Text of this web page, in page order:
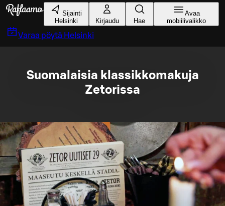
Siirry pääsisältöön
Sijainti
Helsinki
Kirjaudu Hae
Avaa
mobiilivalikko
Varaa pöytä Helsinki
Suomalaisia klassikkomakuja
Zetorissa